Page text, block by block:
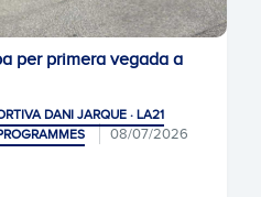
per primera vegada a
DANI JARQUE · LA21
08/07/2026